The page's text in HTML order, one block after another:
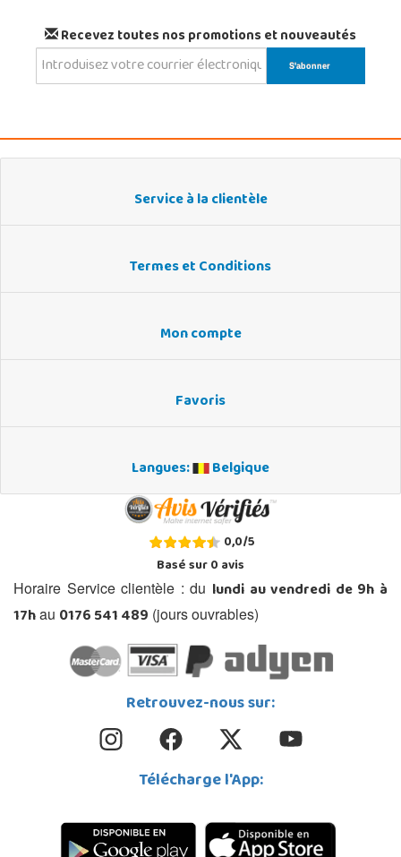
Recevez toutes nos promotions et nouveautés
Service à la clientèle
Termes et Conditions
Mon compte
Favoris
Langues: Belgique
0,0/5
Basé sur0avis
Horaire Service clientèle : du lundi au vendredi de 9h à
17hau 0176 541 489 (jours ouvrables)
Retrouvez-nous sur:
Télécharge l'App: